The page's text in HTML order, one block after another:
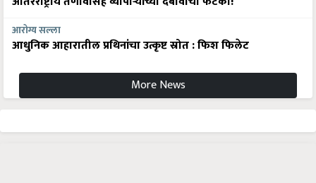
आरोग्य सल्ला
आधुनिक आहारातील प्रथिनांचा उत्कृष्ट स्रोत : फिश फिलेट
More News